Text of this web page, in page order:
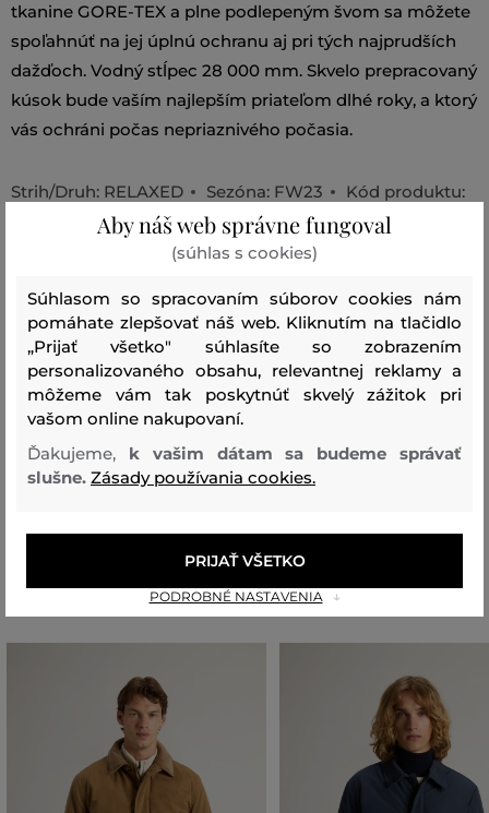
tkanine GORE-TEX a plne podlepeným švom sa môžete
spoľahnúť na jej úplnú ochranu aj pri tých najprudších
dažďoch. Vodný stĺpec 28 000 mm. Skvelo prepracovaný
kúsok bude vaším najlepším priateľom dlhé roky, a ktorý
vás ochráni počas nepriaznivého počasia.
Strih/Druh: RELAXED Sezóna: FW23
Kód produktu:
G79705020-623-PA-050
vrchný materiál
REC. POLYESTER
100 %
vrecká
REC. POLYESTER
Odporúčané produkty
Aby náš web správne fungoval
(súhlas s cookies)
Súhlasom so spracovaním súborov cookies nám
pomáhate zlepšovať náš web. Kliknutím na tlačidlo
„Prijať všetko" súhlasíte so zobrazením
personalizovaného obsahu, relevantnej reklamy a
môžeme vám tak poskytnúť skvelý zážitok pri
vašom online nakupovaní.
Ďakujeme, k vašim dátam sa budeme správať
slušne. Zásady používania cookies.
PODROBNÉ NASTAVENIA
PRIJAŤ VŠETKO